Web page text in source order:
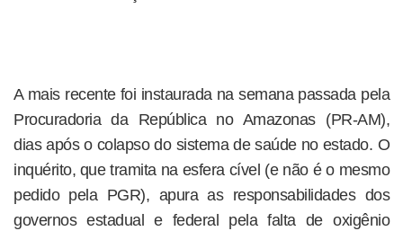
A mais recente foi instaurada na semana passada pela
Procuradoria da República no Amazonas (PR-AM),
dias após o colapso do sistema de saúde no estado. O
inquérito, que tramita na esfera cível (e não é o mesmo
pedido pela PGR), apura as responsabilidades dos
governos estadual e federal pela falta de oxigênio